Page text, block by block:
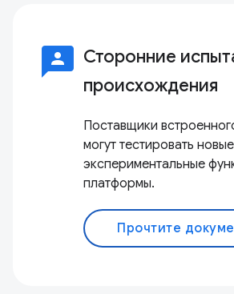
3p Сторонние
происхождения
Поставщики
могут тестировать
экспериментальные
платформы.
Прочтите